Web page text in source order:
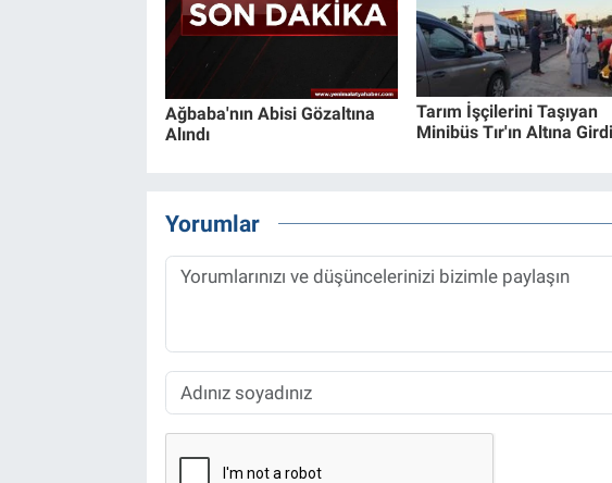
Ağbaba'nın Abisi Gözaltına
Alındı
Tarım İşçilerini Taşıyan
Minibüs Tır'ın Altına Girdi
Yorumlar